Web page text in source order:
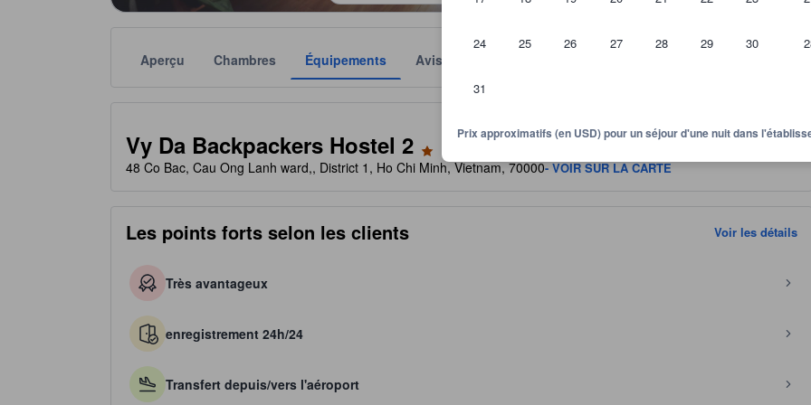
24 25 26 27 28 29 30
31
Prix approximatifs (en USD) pour un séjour d'une nuit dans
Aperçu Chambres Équipements Avis
Vy Da Backpackers Hostel 2
48 Co Bac, Cau Ong Lanh ward,, District 1, Ho Chi Minh, Vietnam, 70000- VOIR SUR LA CARTE
Les points forts selon les clients Voir les détails
Très avantageux
enregistrement 24h/24
Transfert depuis/vers l'aéroport